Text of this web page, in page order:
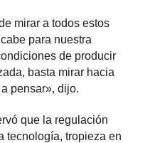
mirar a todos estos
para nuestra
de producir
basta mirar hacia
pensar», dijo.
que la regulación
tecnología, tropieza en